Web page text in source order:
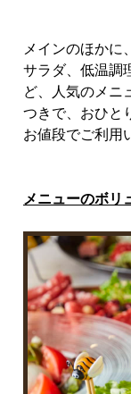
メインのほかに
サラダ、低温調
ど、人気のメニ
つきで、おひと
お値段でご利用
メニューのボリ